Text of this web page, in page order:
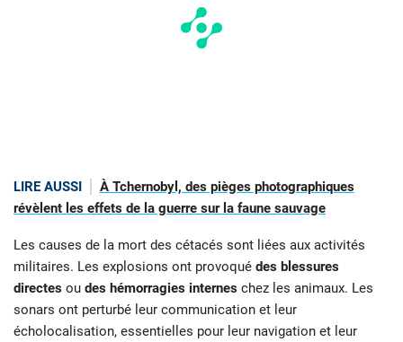
LIRE AUSSI
À Tchernobyl, des pièges photographiques
révèlent les effets de la guerre sur la faune sauvage
Les causes de la mort des cétacés sont liées aux activités
militaires. Les explosions ont provoqué des blessures
directes ou des hémorragies internes chez les animaux. Les
sonars ont perturbé leur communication et leur
écholocalisation, essentielles pour leur navigation et leur